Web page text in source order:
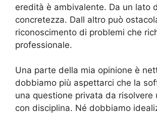
eredità è ambivalente. Da un lato
concretezza. Dall altro può
riconoscimento di problemi che
professionale.
Una parte della mia opinione è
dobbiamo più aspettarci che la
una questione privata da risolvere
con disciplina. Né dobbiamo